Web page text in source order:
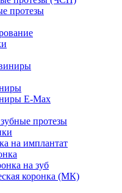
протезы
E-Max
протезы
на имплантат
на зуб
коронка (МК)